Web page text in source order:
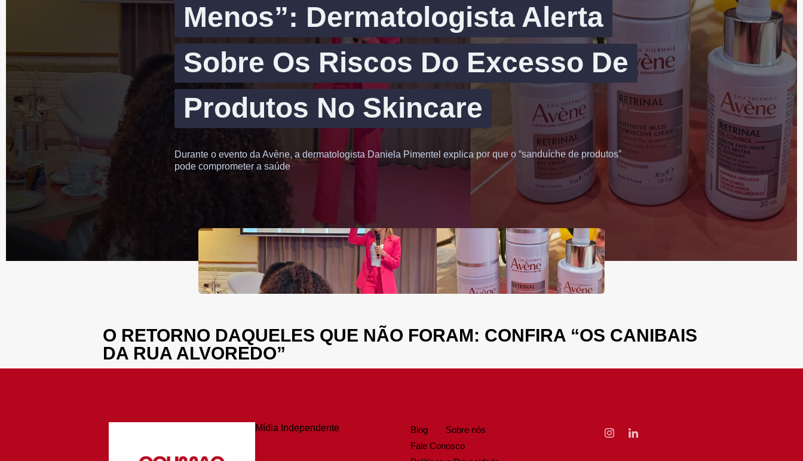
Menos”: Dermatologista Alerta
Sobre Os Riscos Do Excesso De
Produtos No Skincare
Durante o evento da Avène, a dermatologista Daniela Pimentel explica por que o “sanduíche de produtos”
pode comprometer a saúde
O RETORNO DAQUELES QUE NÃO FORAM: CONFIRA “OS CANIBAIS
DA RUA ALVOREDO”
Mídia Independente Blog
Sobre nós
Fale Conosco